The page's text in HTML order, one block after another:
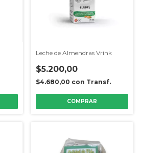
Leche de Almendras Vrink
$5.200,00
$4.680,00 con Transf.